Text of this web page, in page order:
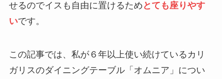
せるのでイスも自由に置けるため とても座りやす
いです。
この記事では、私が６年以上使い続けているカリ
ガリスのダイニングテーブル「オムニア」につい